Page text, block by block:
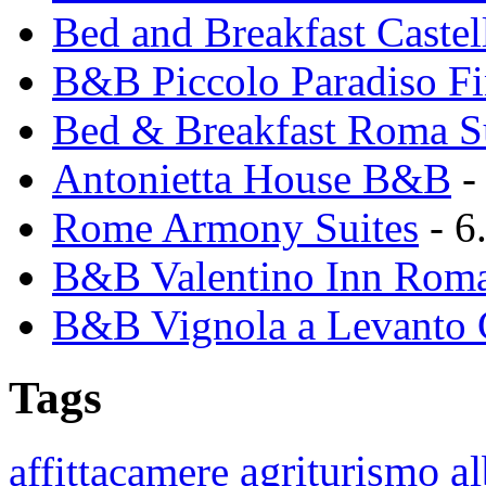
Bed and Breakfast
B&B Piccolo Paradiso
Bed & Breakfast Roma
Antonietta House B&B -
Rome Armony Suites -
B&B Valentino Inn
B&B Vignola a Levanto
Tags
affittacamere agriturismo